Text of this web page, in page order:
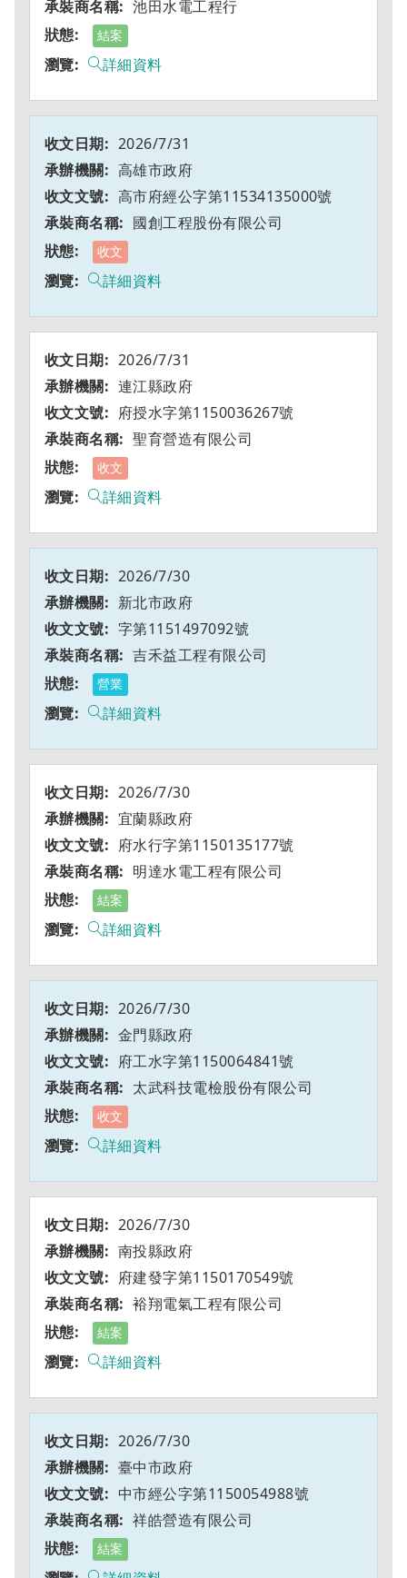
池田水電工程行
結案
詳細資料
2026/7/31
高雄市政府
高市府經公字第11534135000號
國創工程股份有限公司
收文
詳細資料
2026/7/31
連江縣政府
府授水字第1150036267號
聖育營造有限公司
收文
詳細資料
2026/7/30
新北市政府
字第1151497092號
吉禾益工程有限公司
營業
詳細資料
2026/7/30
宜蘭縣政府
府水行字第1150135177號
明達水電工程有限公司
結案
詳細資料
2026/7/30
金門縣政府
府工水字第1150064841號
太武科技電檢股份有限公司
收文
詳細資料
2026/7/30
南投縣政府
府建發字第1150170549號
裕翔電氣工程有限公司
結案
詳細資料
2026/7/30
臺中市政府
中市經公字第1150054988號
祥皓營造有限公司
結案